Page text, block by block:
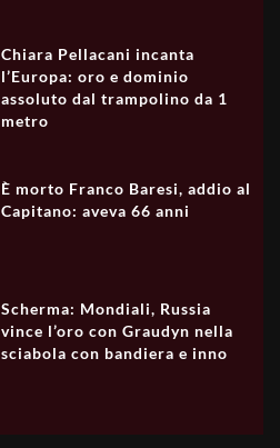
Chiara Pellacani incanta
l’Europa: oro e dominio
assoluto dal trampolino da 1
metro
È morto Franco Baresi, addio al
Capitano: aveva 66 anni
Scherma: Mondiali, Russia
vince l’oro con Graudyn nella
sciabola con bandiera e inno